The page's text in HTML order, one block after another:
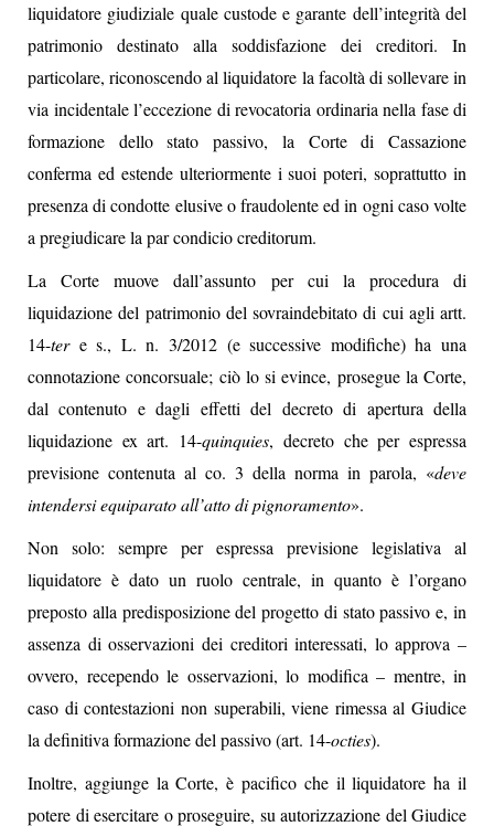
liquidatore giudiziale quale custode e garante dell’integrità del
patrimonio destinato alla soddisfazione dei creditori. In
particolare, riconoscendo al liquidatore la facoltà di sollevare in
via incidentale l’eccezione di revocatoria ordinaria nella fase di
formazione dello stato passivo, la Corte di Cassazione
conferma ed estende ulteriormente i suoi poteri, soprattutto in
presenza di condotte elusive o fraudolente ed in ogni caso volte
a pregiudicare la par condicio creditorum.
La Corte muove dall’assunto per cui la procedura di
liquidazione del patrimonio del sovraindebitato di cui agli artt.
14-tere s., L. n. 3/2012 (e successive modifiche) ha una
connotazione concorsuale; ciò lo si evince, prosegue la Corte,
dal contenuto e dagli effetti del decreto di apertura della
liquidazione ex art. 14-quinquies, decreto che per espressa
previsione contenuta al co. 3 della norma in parola, «deve
intendersi equiparato all’atto di pignoramento».
Non solo: sempre per espressa previsione legislativa al
liquidatore è dato un ruolo centrale, in quanto è l’organo
preposto alla predisposizione del progetto di stato passivo e, in
assenza di osservazioni dei creditori interessati, lo approva –
ovvero, recependo le osservazioni, lo modifica – mentre, in
caso di contestazioni non superabili, viene rimessa al Giudice
la definitiva formazione del passivo (art. 14-octies).
Inoltre, aggiunge la Corte, è pacifico che il liquidatore ha il
potere di esercitare o proseguire, su autorizzazione del Giudice